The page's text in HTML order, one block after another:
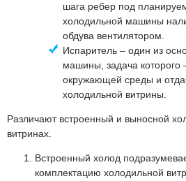
шага ребер под
холодильной машины
обдува вентилятором.
Испаритель – один из
машины, задача которого
окружающей среды и
холодильной витрины.
Различают встроенный и выносной
витринах.
Встроенный холод
комплектацию холодильной